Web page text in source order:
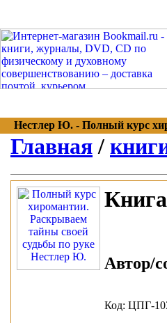
Нестлер Ю. - Полный курс
Главная /
Автор/
Код: ЦПГ-